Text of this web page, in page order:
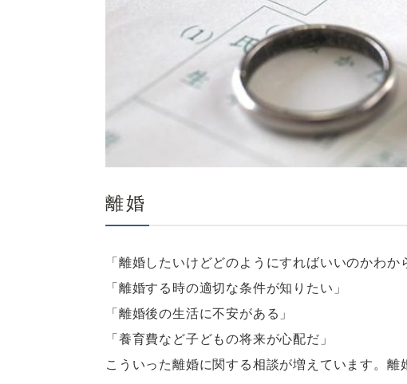
離婚
「離婚したいけどどのようにすればいいのかわか
「離婚する時の適切な条件が知りたい」
「離婚後の生活に不安がある」
「養育費など子どもの将来が心配だ」
こういった離婚に関する相談が増えています。